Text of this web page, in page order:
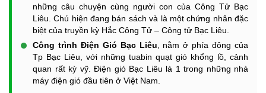
những câu chuyện cùng người con của Công Tử Bạc
Liêu. Chú hiện đang bán sách và là một chứng nhân đặc
biệt của truyền kỳ Hắc Công Tử – Công tử Bạc Liêu.
Công trình Điện Gió Bạc Liêu , nằm ở phía đông của
Tp Bạc Liêu, với những tuabin quạt gió khổng lồ, cảnh
quan rất kỳ vỹ. Điện gió Bạc Liêu là 1 trong những nhà
máy điện gió đầu tiên ở Việt Nam.